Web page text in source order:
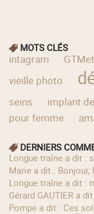
MOTS CLÉS
intagram
vieille photo
seins
implant
pour femme
DERNIERS
longue traîne a dit :
Marie a dit :
longue traîne a dit :
Gérard GAUTIER a
Pompe a dit : Ces